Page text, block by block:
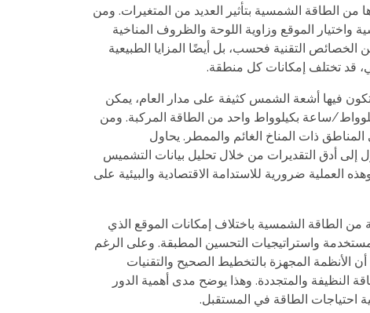
فوائد نظام تتبع الطاقة
الشمسية
التتبع الشمسي؟
من الطاقة الشمسية بتأثير العديد من المتغيرات. ومن
واختيار الموقع وزاوية اللوحة والظروف المناخية
الخصائص التقنية فحسب، بل أيضًا المزايا الطبيعية
قد تختلف إمكانات كل منطقة.
فيها أشعة الشمس كثيفة على مدار العام، يمكن
ساعة بكيلوواط واحد من الطاقة المركبة. ومن
ذات المناخ الغائم والممطر. يحاول
أدق التقديرات من خلال تحليل بيانات التشميس
العملية ضرورية للاستدامة الاقتصادية والبيئية على
من الطاقة الشمسية باختلاف إمكانات الموقع الذي
واستراتيجيات التحسين المطبقة. وعلى الرغم
المجهزة بالتخطيط الصحيح والتقنيات
النظيفة والمتجددة. وهذا يوضح مدى أهمية الدور
احتياجات الطاقة في المستقبل.